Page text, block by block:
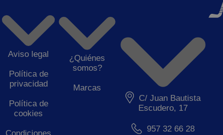
Aviso legal
Política de
privacidad
Política de
cookies
¿Quiénes
somos?
Marcas
C/ Juan Bautista
Escudero, 17
957 32 66 28